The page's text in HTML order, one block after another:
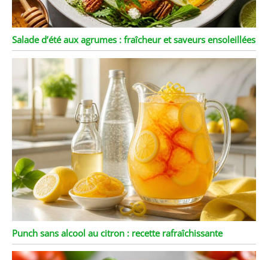
Salade d’été aux agrumes : fraîcheur et saveurs ensoleillées
Punch sans alcool au citron : recette rafraîchissante